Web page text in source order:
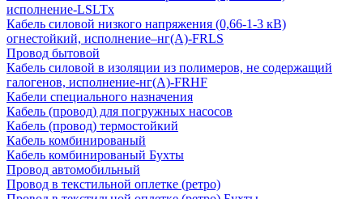
исполнение-LSLTx
Кабель силовой низкого напряжения (0,66-1-3 кВ)
огнестойкий, исполнение–нг(А)-FRLS
Провод бытовой
Кабель силовой в изоляции из полимеров, не содержащий
галогенов, исполнение-нг(А)-FRHF
Кабели специального назначения
Кабель (провод) для погружных насосов
Кабель (провод) термостойкий
Кабель комбинированый
Кабель комбинированый Бухты
Провод автомобильный
Провод в текстильной оплетке (ретро)